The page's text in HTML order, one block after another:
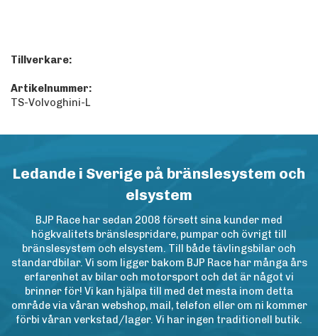
Tillverkare:
Artikelnummer:
TS-Volvoghini-L
Ledande i Sverige på bränslesystem och
elsystem
BJP Race har sedan 2008 försett sina kunder med
högkvalitets bränslespridare, pumpar och övrigt till
bränslesystem och elsystem. Till både tävlingsbilar och
standardbilar. Vi som ligger bakom BJP Race har många års
erfarenhet av bilar och motorsport och det är något vi
brinner för! Vi kan hjälpa till med det mesta inom detta
område via våran webshop, mail, telefon eller om ni kommer
förbi våran verkstad/lager. Vi har ingen traditionell butik.